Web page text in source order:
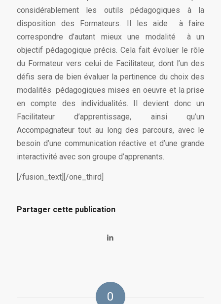
considérablement les outils pédagogiques à la
disposition des Formateurs. Il les aide à faire
correspondre d’autant mieux une modalité à un
objectif pédagogique précis. Cela fait évoluer le rôle
du Formateur vers celui de Facilitateur, dont l’un des
défis sera de bien évaluer la pertinence du choix des
modalités pédagogiques mises en oeuvre et la prise
en compte des individualités. Il devient donc un
Facilitateur d’apprentissage, ainsi qu’un
Accompagnateur tout au long des parcours, avec le
besoin d’une communication réactive et d’une grande
interactivité avec son groupe d’apprenants.
[/fusion_text][/one_third]
Partager cette publication
0